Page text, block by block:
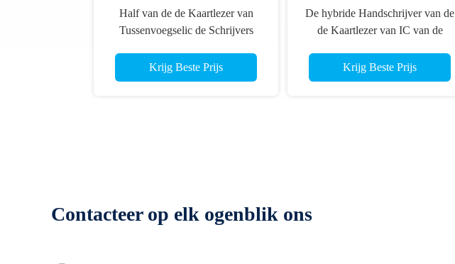
Half van de de Kaartlezer van
Tussenvoegselic de Schrijvers
Groef/Gokkenmachine
Krijg Beste Prijs
De hybride Handschrijver van de
de Kaartlezer van IC van de
Magnetische Lezer van
Streepsmart card
Krijg Beste Prijs
Contacteer op elk ogenblik ons